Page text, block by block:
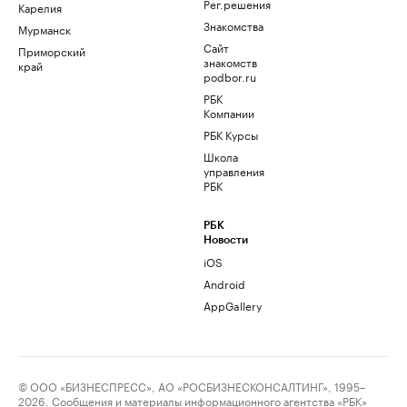
Карелия
Мурманск
Приморский
край
Рег.решения
Знакомства
Сайт
знакомств
podbor.ru
РБК
Компании
РБК Курсы
Школа
управления
РБК
РБК
Новости
iOS
Android
AppGallery
© ООО «БИЗНЕСПРЕСС», АО «РОСБИЗНЕСКОНСАЛТИНГ», 1995–
2026. Сообщения и материалы информационного агентства «РБК»